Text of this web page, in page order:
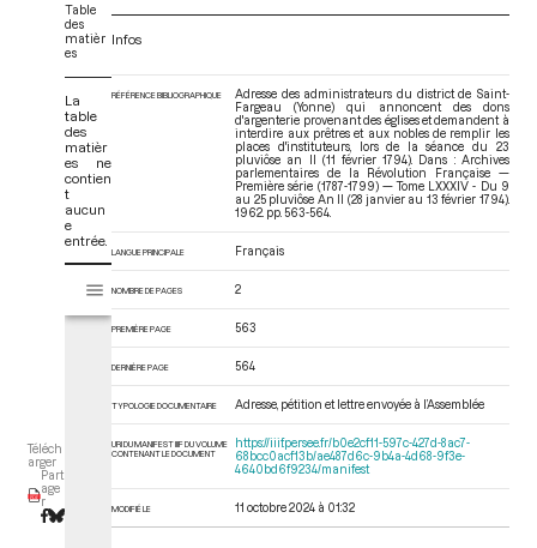
Téléch
arger
Part
age
r
Table
des
matièr
es
La
table
des
matièr
es ne
contien
t
aucun
e
entrée.
s
Tome LXXXIV - Du 9 au 25 pluviôse An II (28 janvier au 13 février 1794)
Infos
RÉFÉRENCE BIBLIOGRAPHIQUE
Adresse des administrateurs du district de Saint-
Fargeau (Yonne) qui annoncent des dons
d'argenterie provenant des églises et demandent à
interdire aux prêtres et aux nobles de remplir les
places d'instituteurs, lors de la séance du 23
pluviôse an II (11 février 1794). Dans : Archives
parlementaires de la Révolution Française —
Première série (1787-1799) — Tome LXXXIV - Du 9
au 25 pluviôse An II (28 janvier au 13 février 1794).
1962. pp. 563-564.
LANGUE PRINCIPALE Français
NOMBRE DE PAGES 2
PREMIÈRE PAGE 563
DERNIÈRE PAGE 564
TYPOLOGIE DOCUMENTAIRE Adresse, pétition et lettre envoyée à l’Assemblée
URI DU MANIFEST IIIF DU VOLUME
CONTENANT LE DOCUMENT
https://iiif.persee.fr/b0e2cf11-597c-427d-8ac7-
68bcc0acf13b/ae487d6c-9b4a-4d68-9f3e-
4640bd6f9234/manifest
MODIFIÉ LE 11 octobre 2024 à 01:32